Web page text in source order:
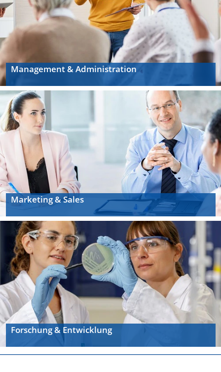
Management & Administration
Marketing & Sales
Forschung & Entwicklung